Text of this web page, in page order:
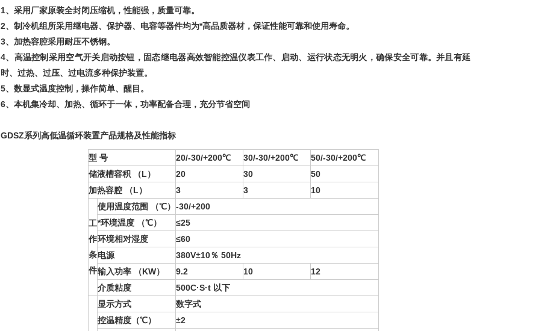
1、采用厂家原装全封闭压缩机，性能强，质量可靠。
2、制冷机组所采用继电器、保护器、电容等器件均为*高品质器材，保证性能可靠和使用寿命。
3、加热容腔采用耐压不锈钢。
4、高温控制采用空气开关启动按钮，固态继电器高效智能控温仪表工作、启动、运行状态无明火，确保安全可靠。并且有延
时、过热、过压、过电流多种保护装置。
5、数显式温度控制，操作简单、醒目。
6、本机集冷却、加热、循环于一体，功率配备合理，充分节省空间
GDSZ系列高低温循环装置产品规格及性能指标
型 号 20/-30/+200℃ 30/-30/+200℃
50/-30/+200℃
储液槽容积 （L）
20 30
50
加热容腔 （L）
3 3 10
工
作
条
件
使用温度范围 （℃） -30/+200
*环境温度 （℃）
≤25
环境相对湿度
≤60
电源
380V±10％ 50Hz
输入功率 （KW）
9.2 10
12
介质粘度
500C·S·t 以下
显示方式
数字式
控温精度（℃）
±2